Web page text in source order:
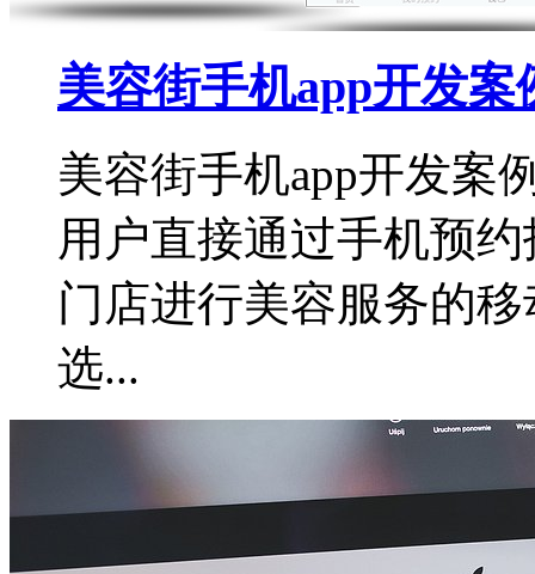
美容街手机app开发案
美容街手机app开发案
用户直接通过手机预
门店进行美容服务的
选...